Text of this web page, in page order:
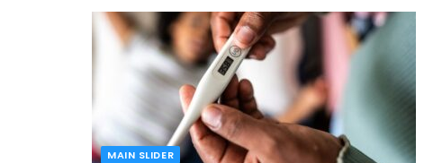
MAIN SLIDER